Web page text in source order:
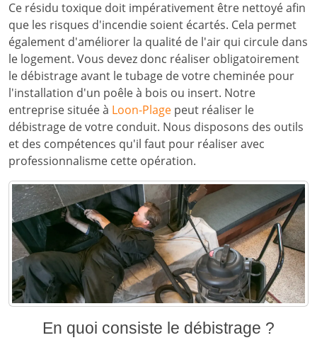
Ce résidu toxique doit impérativement être nettoyé afin
que les risques d'incendie soient écartés. Cela permet
également d'améliorer la qualité de l'air qui circule dans
le logement. Vous devez donc réaliser obligatoirement
le débistrage avant le tubage de votre cheminée pour
l'installation d'un poêle à bois ou insert. Notre
entreprise située à Loon-Plage peut réaliser le
débistrage de votre conduit. Nous disposons des outils
et des compétences qu'il faut pour réaliser avec
professionnalisme cette opération.
En quoi consiste le débistrage ?